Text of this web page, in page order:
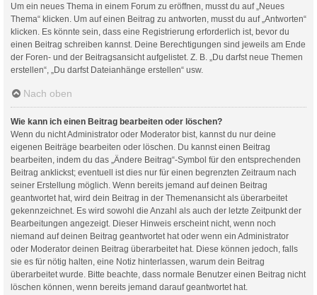
Um ein neues Thema in einem Forum zu eröffnen, musst du auf „Neues
Thema“ klicken. Um auf einen Beitrag zu antworten, musst du auf „Antworten“
klicken. Es könnte sein, dass eine Registrierung erforderlich ist, bevor du
einen Beitrag schreiben kannst. Deine Berechtigungen sind jeweils am Ende
der Foren- und der Beitragsansicht aufgelistet. Z. B. „Du darfst neue Themen
erstellen“, „Du darfst Dateianhänge erstellen“ usw.
Nach oben
Wie kann ich einen Beitrag bearbeiten oder löschen?
Wenn du nicht Administrator oder Moderator bist, kannst du nur deine
eigenen Beiträge bearbeiten oder löschen. Du kannst einen Beitrag
bearbeiten, indem du das „Ändere Beitrag“-Symbol für den entsprechenden
Beitrag anklickst; eventuell ist dies nur für einen begrenzten Zeitraum nach
seiner Erstellung möglich. Wenn bereits jemand auf deinen Beitrag
geantwortet hat, wird dein Beitrag in der Themenansicht als überarbeitet
gekennzeichnet. Es wird sowohl die Anzahl als auch der letzte Zeitpunkt der
Bearbeitungen angezeigt. Dieser Hinweis erscheint nicht, wenn noch
niemand auf deinen Beitrag geantwortet hat oder wenn ein Administrator
oder Moderator deinen Beitrag überarbeitet hat. Diese können jedoch, falls
sie es für nötig halten, eine Notiz hinterlassen, warum dein Beitrag
überarbeitet wurde. Bitte beachte, dass normale Benutzer einen Beitrag nicht
löschen können, wenn bereits jemand darauf geantwortet hat.